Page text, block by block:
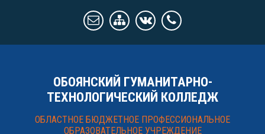
ОБОЯНСКИЙ ГУМАНИТАРНО-
ТЕХНОЛОГИЧЕСКИЙ КОЛЛЕДЖ
ОБЛАСТНОЕ БЮДЖЕТНОЕ ПРОФЕССИОНАЛЬНОЕ
ОБРАЗОВАТЕЛЬНОЕ УЧРЕЖДЕНИЕ